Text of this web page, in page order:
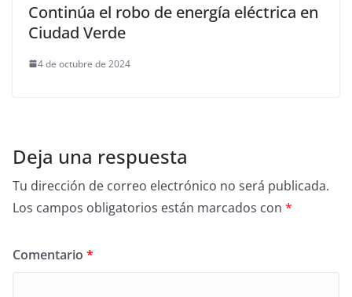
Continúa el robo de energía eléctrica en
Ciudad Verde
4 de octubre de 2024
Deja una respuesta
Tu dirección de correo electrónico no será publicada.
Los campos obligatorios están marcados con *
Comentario *